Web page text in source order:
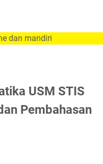
USM STIS
Pembahasan